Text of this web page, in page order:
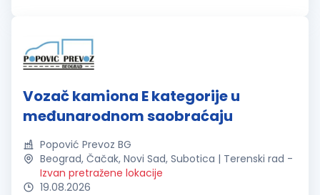
Vozač kamiona E kategorije u
međunarodnom saobraćaju
Popović Prevoz BG
Beograd, Čačak, Novi Sad, Subotica | Terenski rad -
Izvan pretražene lokacije
19.08.2026